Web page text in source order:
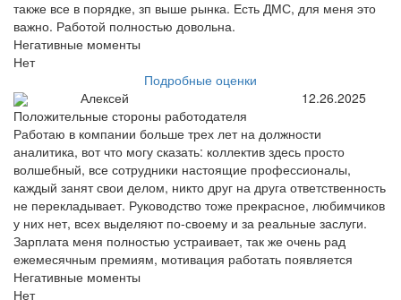
также все в порядке, зп выше рынка. Есть ДМС, для меня это
важно. Работой полностью довольна.
Негативные моменты
Нет
Подробные оценки
Алексей
12.26.2025
Положительные стороны работодателя
Работаю в компании больше трех лет на должности
аналитика, вот что могу сказать: коллектив здесь просто
волшебный, все сотрудники настоящие профессионалы,
каждый занят свои делом, никто друг на друга ответственность
не перекладывает. Руководство тоже прекрасное, любимчиков
у них нет, всех выделяют по-своему и за реальные заслуги.
Зарплата меня полностью устраивает, так же очень рад
ежемесячным премиям, мотивация работать появляется
Негативные моменты
Нет